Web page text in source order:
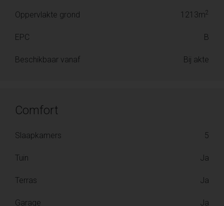
Oppervlakte grond 1213m2
EPC B
Beschikbaar vanaf Bij akte
Comfort
Slaapkamers 5
Tuin Ja
Terras Ja
Garage Ja